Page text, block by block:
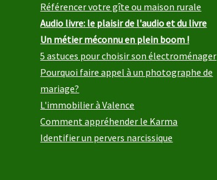
Référencer votre gîte ou maison rurale
Audio livre: le plaisir de l'audio et du livre
Un métier méconnu en plein boom !
5 astuces pour choisir son électroménager
Pourquoi faire appel à un photographe de
mariage?
L'immobilier à Valence
Comment appréhender le Karma
Identifier un pervers narcissique